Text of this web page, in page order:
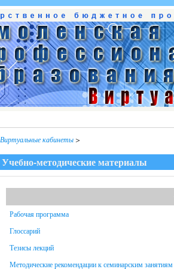
Виртуальные кабинеты >
Учебно-методические материалы
Рабочая программа
Глоссарий
Тезисы лекций
Методические рекомендации к семинарским занятиям